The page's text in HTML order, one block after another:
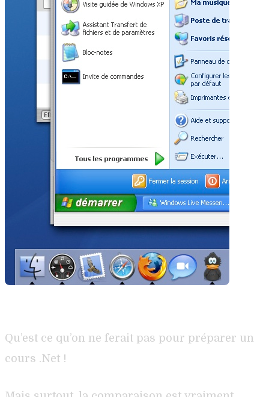
Qu’est ce qu’on ne ferait pas pour préparer un
cours .Net !